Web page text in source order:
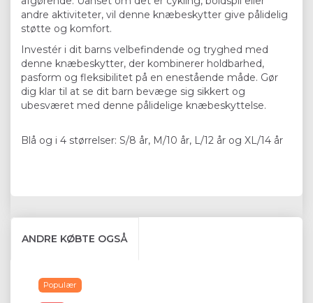
andre aktiviteter, vil denne knæbeskytter give pålidelig
støtte og komfort.
Investér i dit barns velbefindende og tryghed med
denne knæbeskytter, der kombinerer holdbarhed,
pasform og fleksibilitet på en enestående måde. Gør
dig klar til at se dit barn bevæge sig sikkert og
ubesværet med denne pålidelige knæbeskyttelse.
Blå og i 4 størrelser: S/8 år, M/10 år, L/12 år og XL/14 år
ANDRE KØBTE OGSÅ
Populær